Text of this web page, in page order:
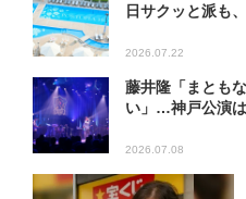
日サクッと派も
2026.07.22
藤井隆「まとも
い」…神戸公演
2026.07.08